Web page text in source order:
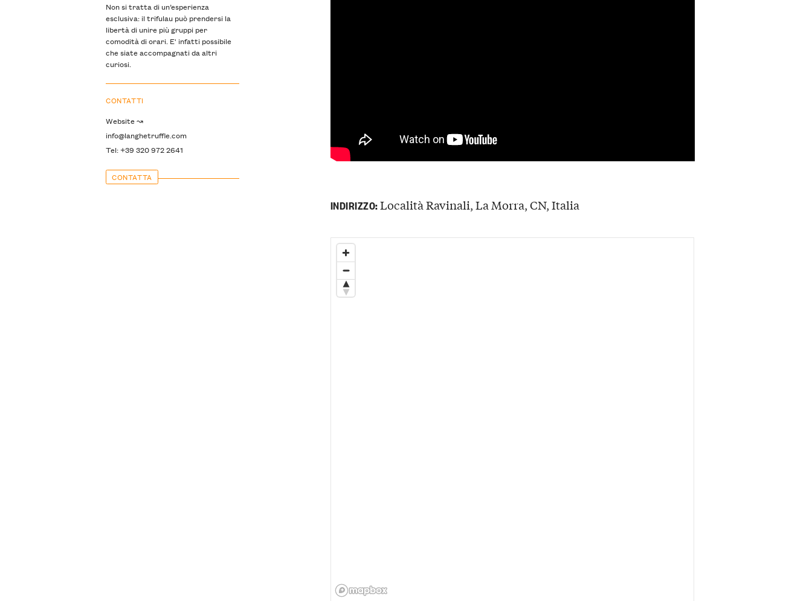
Non si tratta di un’esperienza
esclusiva: il trifulau può prendersi la
libertà di unire più gruppi per
comodità di orari. E' infatti possibile
che siate accompagnati da altri
curiosi.
CONTATTI
Website ↝
info@langhetruffle.com
Tel: +39 320 972 2641
CONTATTA
INDIRIZZO:Località Ravinali, La Morra, CN, Italia